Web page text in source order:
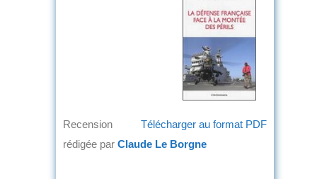
Télécharger au format PDF
Recension
rédigée par Claude Le Borgne